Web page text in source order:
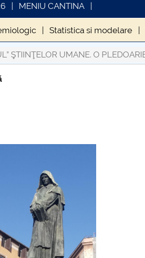
MENIU CANTINA
Statistica si modelare
Educația online Când „a
- lansare de carte
Poate fi un calculator
Eminescu nu a fost...
ROMÂNE “CAZUL”
Molnar In memoriam Luiza
ŞTIINŢELOR UMANE. O
mai multe informatii...